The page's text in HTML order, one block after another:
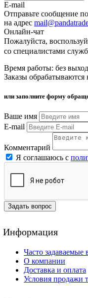
E-mail
Отправьте сообщение
на адрес
Онлайн-чат
Пожалуйста,
со специалистами
Время работы: без
Заказы обрабатываются
или заполните форму
Ваше имя
E-mail
Комментарий
Я соглашаюсь с
Задать вопрос
Информация
Часто задаваемые
О компании
Доставка и оплата
Условия продажи